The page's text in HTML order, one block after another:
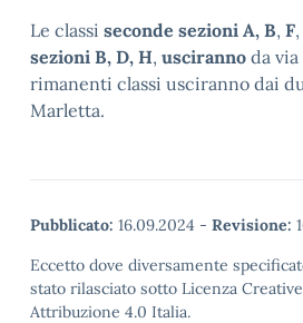
Le classi seconde sezioni A, B, F
sezioni B, D, H, usciranno da
rimanenti classi usciranno dai
Marletta.
Pubblicato: 16.09.2024 - Revisione:
Eccetto dove diversamente
stato rilasciato sotto Licenza
Attribuzione 4.0 Italia.